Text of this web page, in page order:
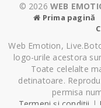
© 2026 WEB
Prima pagină
Web Emotion,
logo-urile acestora
Toate celelalte
detinatoare.
permisa
Termeni și condiții |